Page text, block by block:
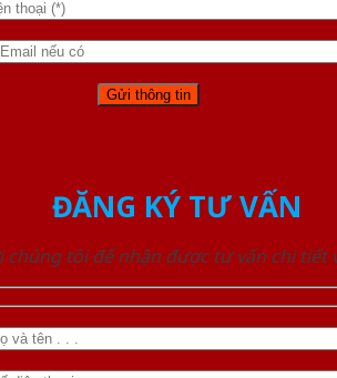
ĐĂNG KÝ TƯ VẤN
chúng tôi để nhận được tư vấn chi tiết